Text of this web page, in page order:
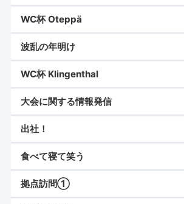
WC杯 Oteppä
波乱の年明け
WC杯 Klingenthal
大会に関する情報発信
出社！
食べて寝て笑う
拠点訪問①